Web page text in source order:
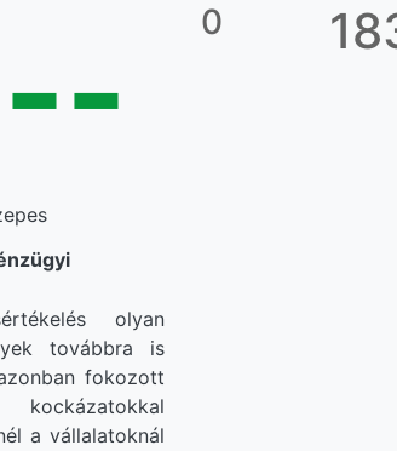
olyan
továbbra is
fokozott
a vállalatoknál
0